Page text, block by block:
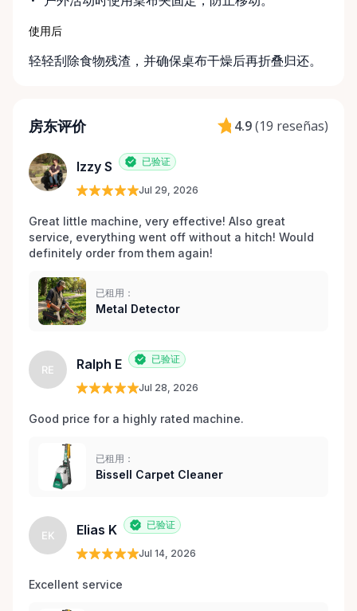
使用后
轻轻刮除食物残渣，并确保桌布干燥后再折叠归还。
房东评价 4.9(19 reseñas)
Izzy S 已验证
Jul 29, 2026
Great little machine, very effective! Also great
service, everything went off without a hitch! Would
definitely order from them again!
已租用：
Metal Detector
RE Ralph E 已验证
Jul 28, 2026
Good price for a highly rated machine.
已租用：
Bissell Carpet Cleaner
EK Elias K 已验证
Jul 14, 2026
Excellent service